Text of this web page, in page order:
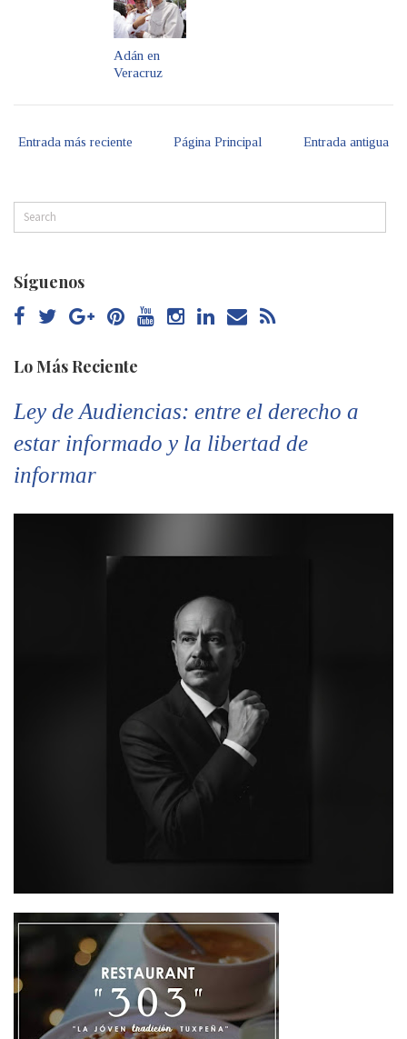
Adán en
Veracruz
Entrada más reciente Entrada antigua
Página Principal
Síguenos
Lo Más Reciente
Ley de Audiencias: entre el derecho a
estar informado y la libertad de
informar